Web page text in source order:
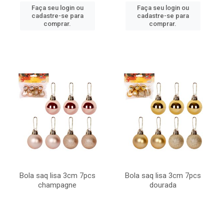
Faça seu login ou
cadastre-se para
comprar.
Faça seu login ou
cadastre-se para
comprar.
Bola saq lisa 3cm 7pcs
champagne
Bola saq lisa 3cm 7pcs
dourada